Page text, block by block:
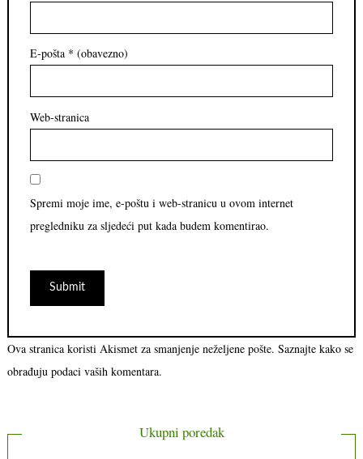
E-pošta * (obavezno)
Web-stranica
Spremi moje ime, e-poštu i web-stranicu u ovom internet
pregledniku za sljedeći put kada budem komentirao.
Ova stranica koristi Akismet za smanjenje neželjene pošte. Saznajte kako se
obrađuju podaci vaših komentara.
Ukupni poredak